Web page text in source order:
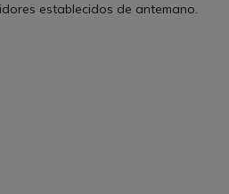
establecidos de antemano.